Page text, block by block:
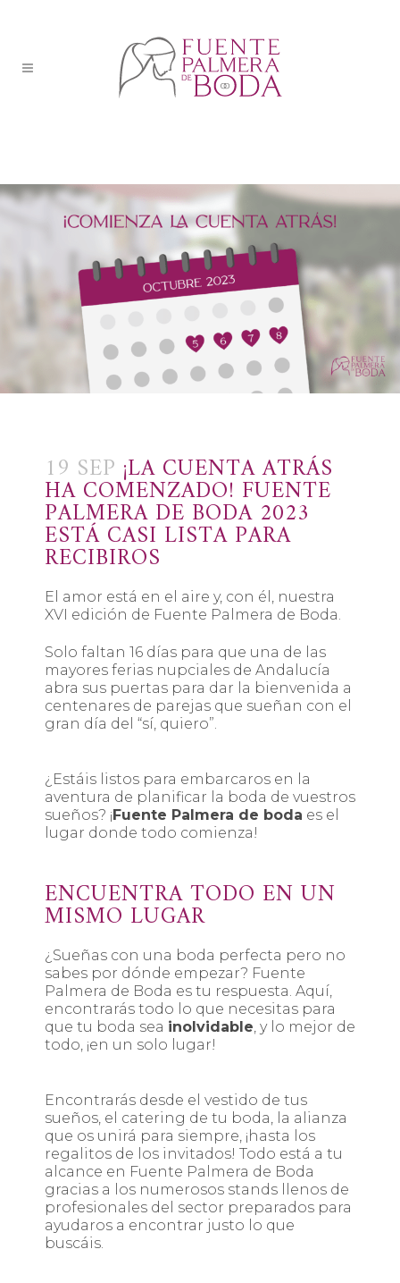
19 SEP ¡LA CUENTA ATRÁS
HA COMENZADO! FUENTE
PALMERA DE BODA 2023
ESTÁ CASI LISTA PARA
RECIBIROS
El amor está en el aire y, con él, nuestra
XVI edición de Fuente Palmera de Boda.
Solo faltan 16 días para que una de las
mayores ferias nupciales de Andalucía
abra sus puertas para dar la bienvenida a
centenares de parejas que sueñan con el
gran día del “sí, quiero”.
¿Estáis listos para embarcaros en la
aventura de planificar la boda de vuestros
sueños? ¡ Fuente Palmera de boda es el
lugar donde todo comienza!
ENCUENTRA TODO EN UN
MISMO LUGAR
¿Sueñas con una boda perfecta pero no
sabes por dónde empezar? Fuente
Palmera de Boda es tu respuesta. Aquí,
encontrarás todo lo que necesitas para
que tu boda sea inolvidable, y lo mejor de
todo, ¡en un solo lugar!
Encontrarás desde el vestido de tus
sueños, el catering de tu boda, la alianza
que os unirá para siempre, ¡hasta los
regalitos de los invitados! Todo está a tu
alcance en Fuente Palmera de Boda
gracias a los numerosos stands llenos de
profesionales del sector preparados para
ayudaros a encontrar justo lo que
buscáis.